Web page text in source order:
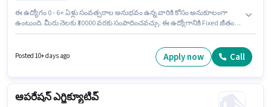
ఈ ఉద్యోగం 0 - 6+ ఏళ్లు సంవత్సరాల అనుభవం ఉన్న వారికి కోసం అనుకూలంగా
ఉంటుంది. మీరు నెలకు ₹30000 వరకు సంపాదించవచ్చు. ఈ ఉద్యోగానికి Fixed జీతం
Trading Company బ్యాక్ ఆఫీస్ / డేటా ఎంట్రీ విభాగంలో డేటా ఎంట్రీ ఆపరేటర్
Posted 10+ days ago Apply now Call
ఆపరేషన్ ఎగ్జిక్యూటివ్